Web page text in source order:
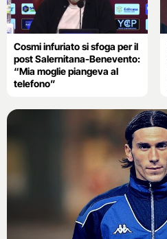
Cosmi infuriato si sfoga per il
post Salernitana-Benevento:
“Mia moglie piangeva al
telefono”